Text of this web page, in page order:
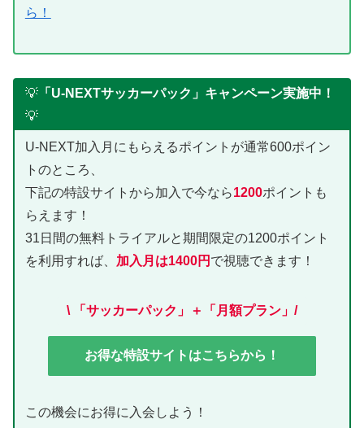
ら！
💡「U-NEXTサッカーパック」キャンペーン実施中！
💡
U-NEXT加入月にもらえるポイントが通常600ポイン
トのところ、
下記の特設サイトから加入で今なら1200ポイントも
らえます！
31日間の無料トライアルと期間限定の1200ポイント
を利用すれば、 加入月は1400円 で視聴できます！
\ 「サッカーパック」＋「月額プラン」/
お得な特設サイトはこちらから！
この機会にお得に入会しよう！